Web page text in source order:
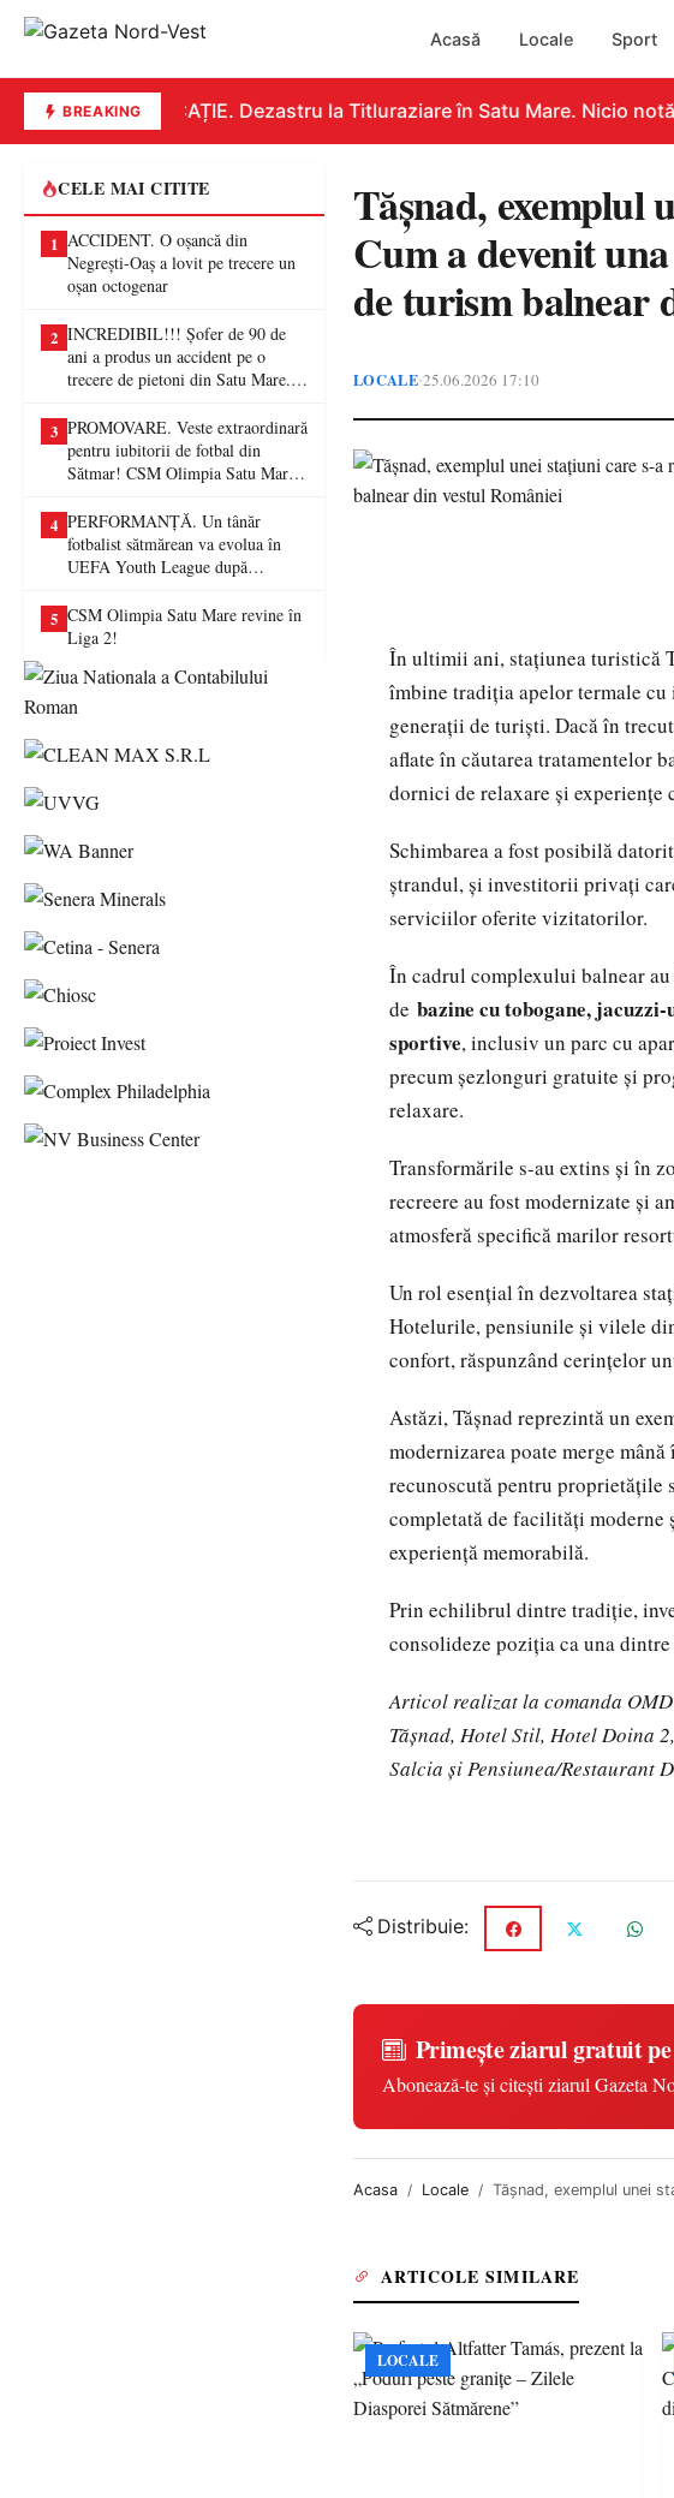
Acasă Locale Sport
BREAKINGEDUCAȚIE. Dezastru la Titluraziare în Satu Mare. Nicio notă
CELE MAI CITITE
1 ACCIDENT. O oșancă din
Negrești-Oaș a lovit pe trecere un
oșan octogenar
2 INCREDIBIL!!! Șofer de 90 de
ani a produs un accident pe o
trecere de pietoni din Satu Mare. O
3 PROMOVARE. Veste extraordinară
pentru iubitorii de fotbal din
Sătmar! CSM Olimpia Satu Mare
4 PERFORMANȚĂ. Un tânăr
fotbalist sătmărean va evolua în
UEFA Youth League după
5 CSM Olimpia Satu Mare revine în
Liga 2!
Tășnad, exemplul
Cum a devenit
de turism balnear
LOCALE•25.06.2026 17:10
În ultimii ani, stațiunea turistică
îmbine tradiția apelor termale
generații de turiști. Dacă în
aflate în căutarea tratamentelor
dornici de relaxare și experiențe
Schimbarea a fost posibilă
ștrandul, și investitorii privați
serviciilor oferite vizitatorilor.
În cadrul complexului balnear
de bazine cu tobogane,
sportive, inclusiv un parc cu
precum șezlonguri gratuite și
relaxare.
Transformările s-au extins și în
recreere au fost modernizate și
atmosferă specifică marilor
Un rol esențial în dezvoltarea
Hotelurile, pensiunile și vilele
confort, răspunzând cerințelor
Astăzi, Tășnad reprezintă un
modernizarea poate merge
recunoscută pentru proprietățile
completată de facilități moderne
experiență memorabilă.
Prin echilibrul dintre tradiție,
consolideze poziția ca una
Articol realizat la comanda
Tășnad, Hotel Stil, Hotel Doina
Salcia și Pensiunea/Restaurant
Distribuie:
Primește ziarul gratuit
Abonează-te și citești ziarul Gazeta
Acasa Locale Tășnad, exemplul unei
ARTICOLE SIMILARE
LOCALE